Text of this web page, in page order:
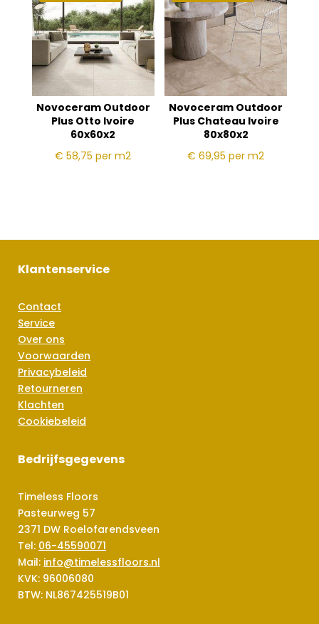
Novoceram Outdoor
Plus Otto Ivoire
60x60x2
€ 58,75per m2
Novoceram Outdoor
Plus Chateau Ivoire
80x80x2
€ 69,95per m2
Klantenservice
Contact
Service
Over ons
Voorwaarden
Privacybeleid
Retourneren
Klachten
Cookiebeleid
Bedrijfsgegevens
Timeless Floors
Pasteurweg 57
2371 DW Roelofarendsveen
Tel: 06-45590071
Mail: info@timelessfloors.nl
KVK: 96006080
BTW: NL867425519B01